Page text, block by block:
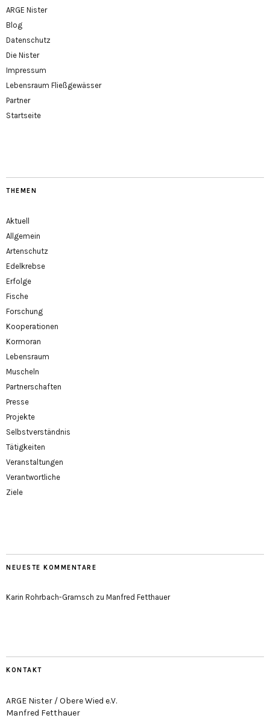
ARGE Nister
Blog
Datenschutz
Die Nister
Impressum
Lebensraum Fließgewässer
Partner
Startseite
THEMEN
Aktuell
Allgemein
Artenschutz
Edelkrebse
Erfolge
Fische
Forschung
Kooperationen
Kormoran
Lebensraum
Muscheln
Partnerschaften
Presse
Projekte
Selbstverständnis
Tätigkeiten
Veranstaltungen
Verantwortliche
Ziele
NEUESTE KOMMENTARE
Karin Rohrbach-Gramsch zu Manfred Fetthauer
KONTAKT
ARGE Nister / Obere Wied e.V.
Manfred Fetthauer